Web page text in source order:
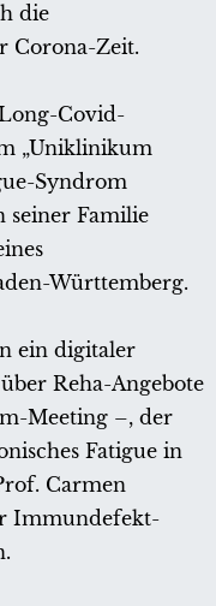
die
Corona-Zeit.
Covid-
„Uniklinikum
Syndrom
seiner Familie
Württemberg.
ein digitaler
Reha-Angebote
Meeting –, der
Fatigue in
Carmen
Immundefekt-